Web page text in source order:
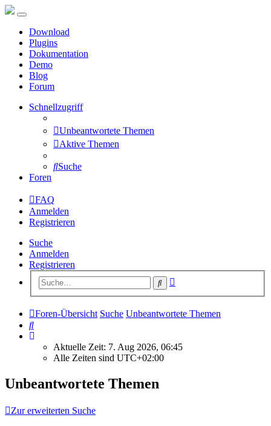
Download
Plugins
Dokumentation
Demo
Blog
Forum
Schnellzugriff
Unbeantwortete Themen
Aktive Themen
Suche
Foren
FAQ
Anmelden
Registrieren
Suche
Anmelden
Registrieren
Suche
Foren-Übersicht Suche Unbeantwortete Themen
Suche
Aktuelle Zeit: 7. Aug 2026, 06:45
Alle Zeiten sind UTC+02:00
Unbeantwortete Themen
Zur erweiterten Suche